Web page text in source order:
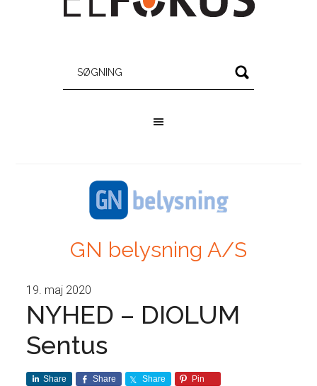
GN belysning A/S
19. maj 2020
NYHED – DIOLUM
Sentus
Share Share Share Pin